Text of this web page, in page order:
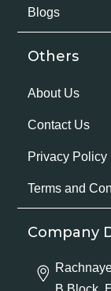
Blogs
Others
About Us
Contact Us
Privacy Policy
Terms and
Company